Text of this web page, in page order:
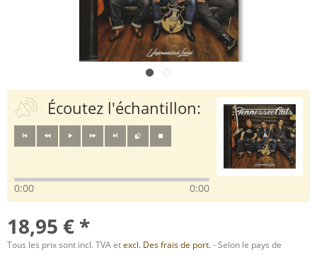
Écoutez l'échantillon:
0:00 0:00
18,95 € *
Tous les prix sont incl. TVA etexcl. Des frais de port.- Selon le pays de